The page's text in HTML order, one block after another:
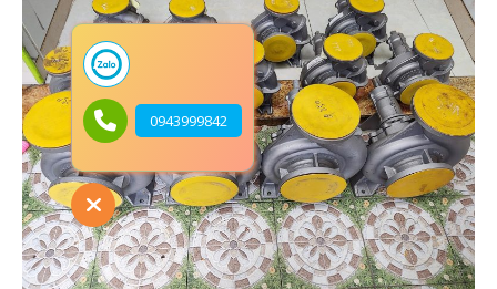
0943999842